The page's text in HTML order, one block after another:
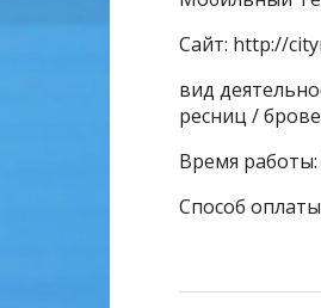
Сайт: http://
вид
ресниц /
Время работы:
Способ